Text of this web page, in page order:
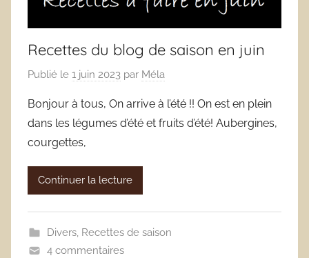
Recettes du blog de saison en juin
Publié le 1 juin 2023 par Méla
Bonjour à tous, On arrive à l’été !! On est en plein
dans les légumes d’été et fruits d’été! Aubergines,
courgettes,
Continuer la lecture
Divers, Recettes de saison
4 commentaires